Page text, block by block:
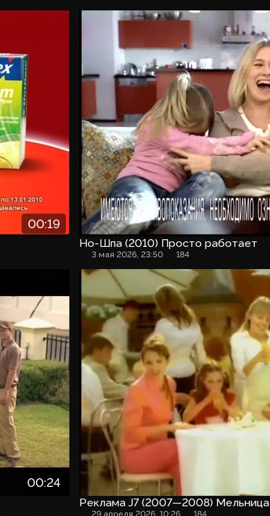
00:19
Но-Шпа (2010) Просто работает
3 мая 2026, 23:50 184
00:24
Реклама J7 (2007—2008) Мельница
29 апреля 2026, 10:26 184